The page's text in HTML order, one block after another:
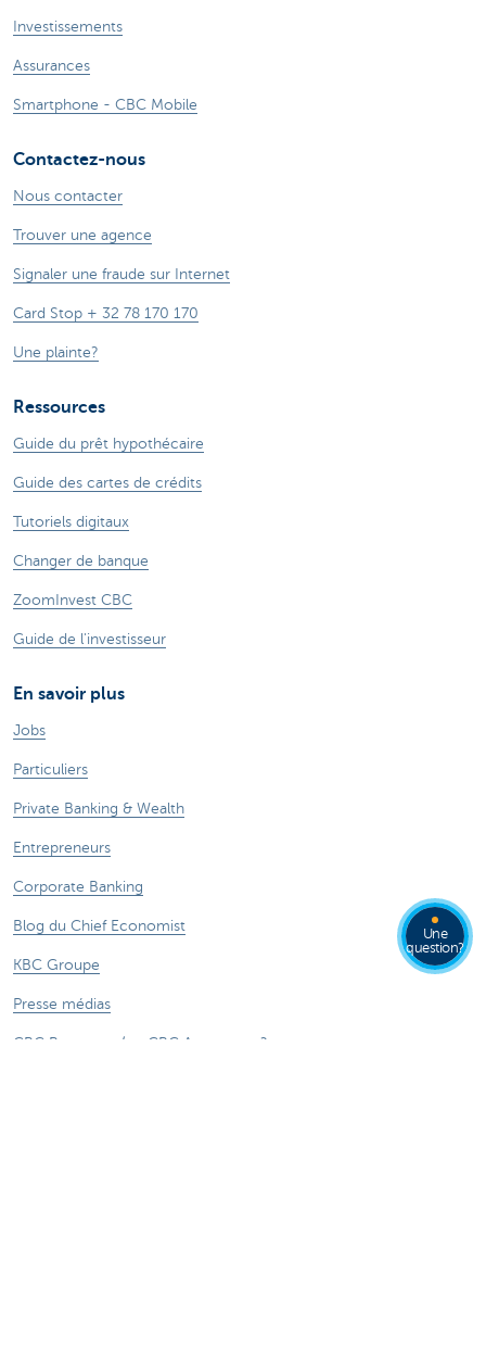
Investissements
Assurances
Smartphone - CBC Mobile
Contactez-nous
Nous contacter
Trouver une agence
Signaler une fraude sur Internet
Card Stop + 32 78 170 170
Une plainte?
Ressources
Guide du prêt hypothécaire
Guide des cartes de crédits
Tutoriels digitaux
Changer de banque
ZoomInvest CBC
Guide de l'investisseur
En savoir plus
Jobs
Particuliers
Private Banking & Wealth
Entrepreneurs
Corporate Banking
Blog du Chief Economist
KBC Groupe
Presse médias
CBC Banque et/ou CBC Assurances?
Une
question?